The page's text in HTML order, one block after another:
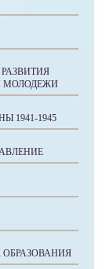
МОЛОДЕЖИ
1941-1945